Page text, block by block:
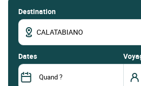
Destination
dates